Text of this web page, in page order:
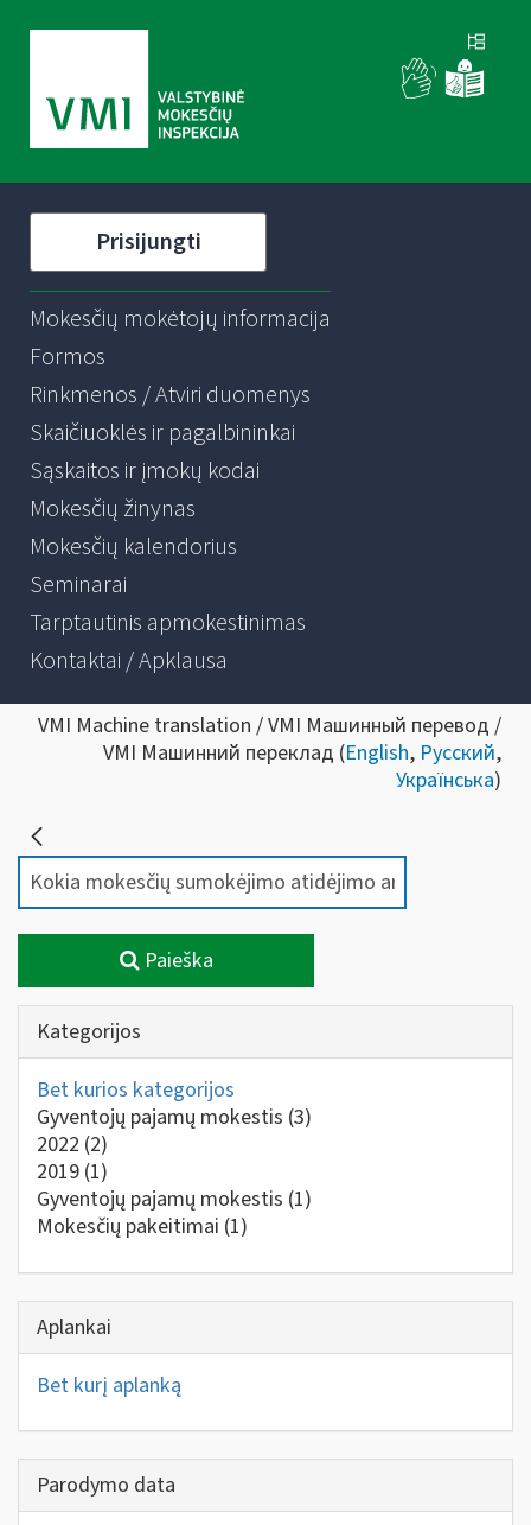
Prisijungti
Mokesčių mokėtojų informacija
Formos
Rinkmenos / Atviri duomenys
Skaičiuoklės ir pagalbininkai
Sąskaitos ir įmokų kodai
Mokesčių žinynas
Mokesčių kalendorius
Seminarai
Tarptautinis apmokestinimas
Kontaktai / Apklausa
VMI Machine translation / VMI Машинный перевод /
VMI Машинний переклад (English, Русский,
Українська)
Paieška
Kategorijos
Bet kurios kategorijos
Gyventojų pajamų mokestis (3)
2022 (2)
2019 (1)
Gyventojų pajamų mokestis (1)
Mokesčių pakeitimai (1)
Aplankai
Bet kurį aplanką
Parodymo data